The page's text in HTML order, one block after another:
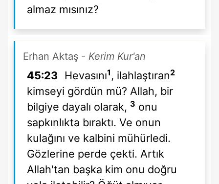
almaz mısınız?
Erhan Aktaş - Kerim Kur'an
45:23 Hevasını1 , ilahlaştıran2
kimseyi gördün mü? Allah, bir
bilgiye dayalı olarak, 3 onu
sapkınlıkta bıraktı. Ve onun
kulağını ve kalbini mühürledi.
Gözlerine perde çekti. Artık
Allah'tan başka kim onu doğru